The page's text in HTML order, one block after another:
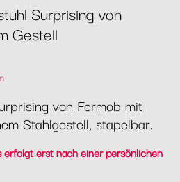
Surprising von
Gestell
von Fermob mit
Stahlgestell, stapelbar.
erst nach einer persönlichen